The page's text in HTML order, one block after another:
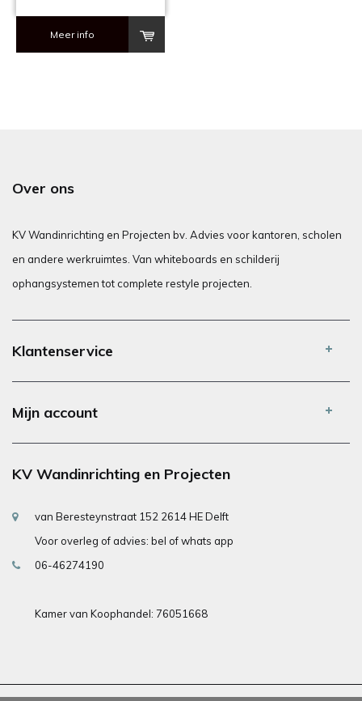
Meer info
Over ons
KV Wandinrichting en Projecten bv. Advies voor kantoren, scholen
en andere werkruimtes. Van whiteboards en schilderij
ophangsystemen tot complete restyle projecten.
Klantenservice
Mijn account
KV Wandinrichting en Projecten
van Beresteynstraat 152 2614 HE Delft
Voor overleg of advies: bel of whats app
06-46274190
Kamer van Koophandel: 76051668